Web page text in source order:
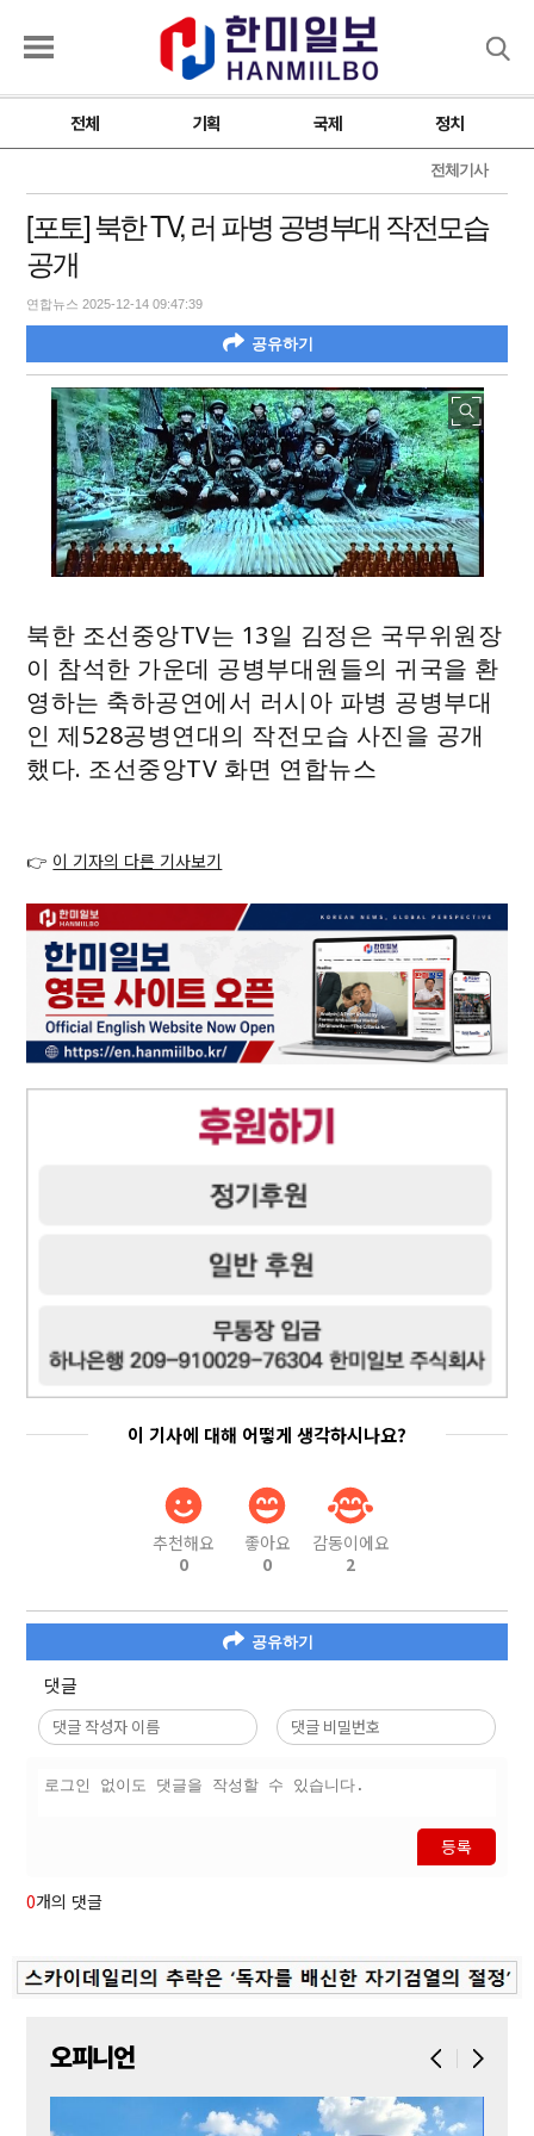
전체 기획 국제 정치
전체기사
[포토] 북한 TV, 러 파병 공병부대 작전모습
공개
연합뉴스 2025-12-14 09:47:39
공유하기
북한 조선중앙TV는 13일 김정은 국무위원장
이 참석한 가운데 공병부대원들의 귀국을 환
영하는 축하공연에서 러시아 파병 공병부대
인 제528공병연대의 작전모습 사진을 공개
했다. 조선중앙TV 화면 연합뉴스
👉 이 기자의 다른 기사보기
이 기사에 대해 어떻게 생각하시나요?
추천해요
0
좋아요
0
감동이에요
2
공유하기
댓글
등록
0개의 댓글
오피니언